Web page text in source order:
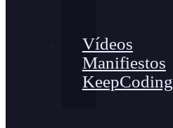
Vídeos
Manifiestos
KeepCoding